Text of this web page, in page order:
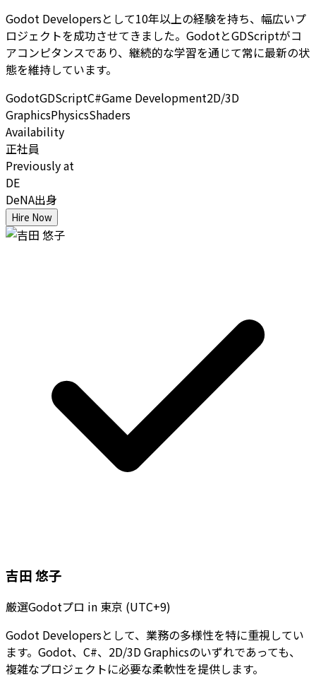
Godot Developersとして10年以上の経験を持ち、幅広いプ
ロジェクトを成功させてきました。GodotとGDScriptがコ
アコンピタンスであり、継続的な学習を通じて常に最新の状
態を維持しています。
GodotGDScriptC#Game Development2D/3D
GraphicsPhysicsShaders
Availability
正社員
Previously at
DE
DeNA出身
Hire Now
吉田 悠子
厳選Godotプロ in 東京 (UTC+9)
Godot Developersとして、業務の多様性を特に重視してい
ます。Godot、C#、2D/3D Graphicsのいずれであっても、
複雑なプロジェクトに必要な柔軟性を提供します。